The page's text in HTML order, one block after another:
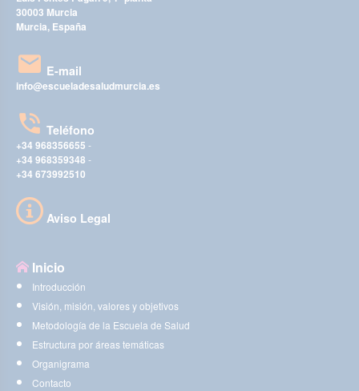
30003 Murcia
Murcia, España
E-mail
info@escueladesaludmurcia.es
Teléfono
+34 968356655 -
+34 968359348 -
+34 673992510
Aviso Legal
Inicio
Introducción
Visión, misión, valores y objetivos
Metodología de la Escuela de Salud
Estructura por áreas temáticas
Organigrama
Contacto